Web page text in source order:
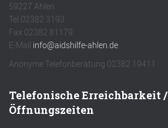
59227 Ahlen
Tel 02382 3193
Fax 02382 81179
E-Mail info@aidshilfe-ahlen.de
Anonyme Telefonberatung 02382 19411
Telefonische Erreichbarkeit /
Öffnungszeiten